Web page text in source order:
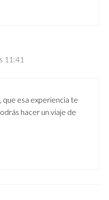
11:41
que esa experiencia te
hacer un viaje de